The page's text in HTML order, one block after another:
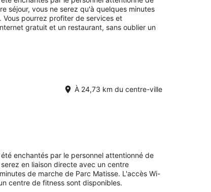
séjour, vous ne serez qu'à quelques minutes
Vous pourrez profiter de services et
gratuit et un restaurant, sans oublier un
À 24,73 km du centre-ville
enchantés par le personnel attentionné de
en liaison directe avec un centre
de marche de Parc Matisse. L'accès Wi-
centre de fitness sont disponibles.